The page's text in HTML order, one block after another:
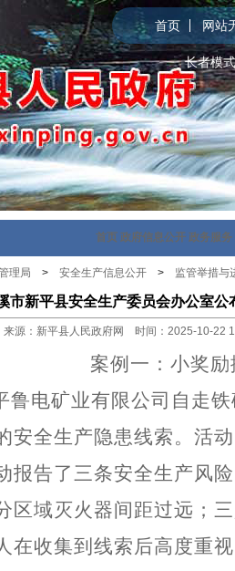
首页 网站
长者模式
首页 政府信息公开 政务服务
理局 > 安全生产信息公开 > 监管举措与
市新平县安全生产委员会办公室
来源：新平县人民政府网 时间：2025-10-22
案例一 ： 小奖励
鲁电矿业有限公司 自走
安全生产隐患线索。活动
报告了三条安全生产风
区域灭火器间距过远；
在收集到线索后高度重视